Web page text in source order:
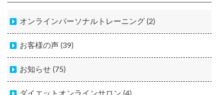
オンラインパーソナルトレーニング (2)
お客様の声 (39)
お知らせ (75)